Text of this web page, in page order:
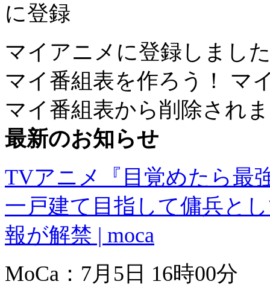
に登録
マイアニメに登録しまし
マイ番組表を作ろう！
マ
マイ番組表から削除され
最新のお知らせ
TVアニメ『目覚めたら最
一戸建て目指して傭兵と
報が解禁 | moca
MoCa：7月5日 16時00分